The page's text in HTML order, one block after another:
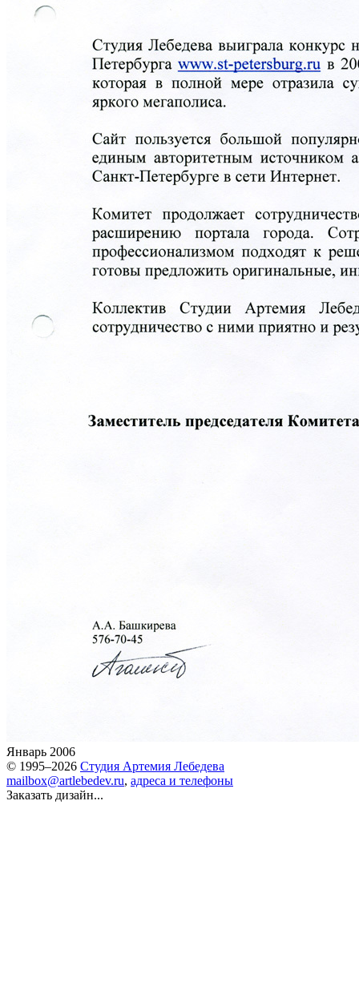
Январь 2006
© 1995–2026 Студия Артемия Лебедева
mailbox@artlebedev.ru, адреса и телефоны
Заказать дизайн...